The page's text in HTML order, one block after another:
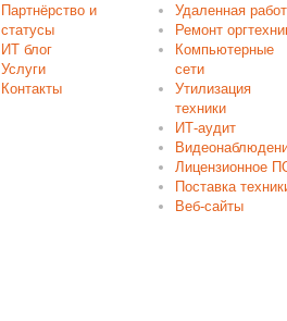
Партнёрство и
статусы
ИТ блог
Услуги
Контакты
Удаленная
Ремонт
Компьютерные
сети
Утилизация
техники
ИТ-аудит
Лицензионное
Поставка
Веб-сайты